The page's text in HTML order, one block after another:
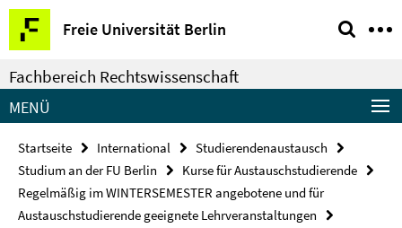
Springe
direkt
zu
Inhalt
Freie Universität Berlin
Service-
Navigation
Fachbereich Rechtswissenschaft
MENÜ
Startseite International
Studierendenaustausch
Studium an der FU Berlin
Kurse für Austauschstudierende
Regelmäßig im WINTERSEMESTER angebotene und für
Austauschstudierende geeignete Lehrveranstaltungen